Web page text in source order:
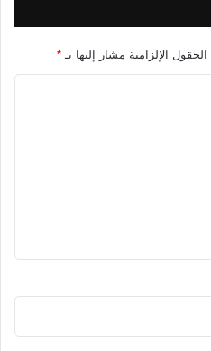
الحقول الإلزامية مشار إليها بـ *